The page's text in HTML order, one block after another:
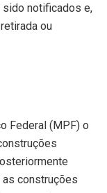
notificados e,
ou
Federal (MPF) o
as construções